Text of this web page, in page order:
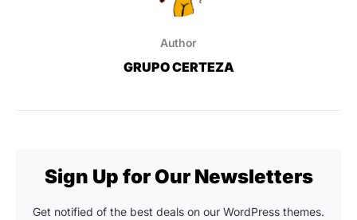
Author
GRUPO CERTEZA
Sign Up for Our Newsletters
Get notified of the best deals on our WordPress themes.